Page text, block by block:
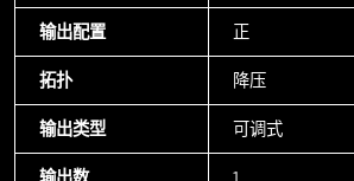
输出配置 正
拓扑 降压
输出类型 可调式